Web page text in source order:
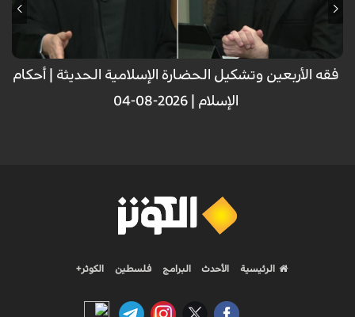
فقه الأربعين وتشكيل الحضارة الإسلامية الحديثة | أحکام
الإسلام | 2026-08-04
الرئيسية الأحدث البرامج فلسطين الكوثر+